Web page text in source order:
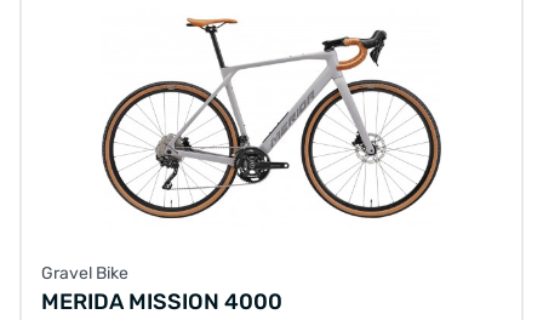
Gravel Bike
MERIDA MISSION 4000